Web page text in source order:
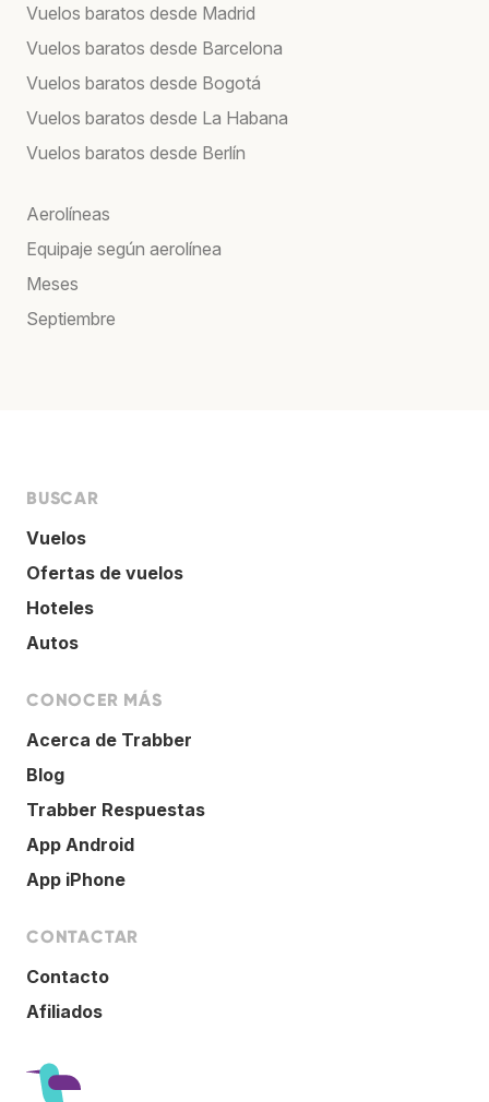
Vuelos baratos desde Madrid
Vuelos baratos desde Barcelona
Vuelos baratos desde Bogotá
Vuelos baratos desde La Habana
Vuelos baratos desde Berlín
Aerolíneas
Equipaje según aerolínea
Meses
Septiembre
BUSCAR
Vuelos
Ofertas de vuelos
Hoteles
Autos
CONOCER MÁS
Acerca de Trabber
Blog
Trabber Respuestas
App Android
App iPhone
CONTACTAR
Contacto
Afiliados